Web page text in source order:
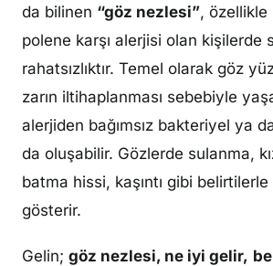
da bilinen “göz nezlesi”, özellikle
polene karşı alerjisi olan kişilerde
rahatsızlıktır. Temel olarak göz
zarın iltihaplanması sebebiyle
alerjiden bağımsız bakteriyel ya
da oluşabilir. Gözlerde sulanma,
batma hissi, kaşıntı gibi
gösterir.
Gelin; göz nezlesi, ne iyi gelir,